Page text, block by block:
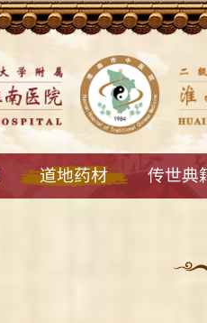
道地药材 传世典